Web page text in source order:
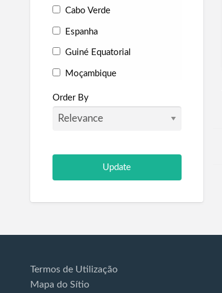
Cabo Verde
Espanha
Guiné Equatorial
Moçambique
Portugal
São Tomé e Príncipe
Order By
Termos de Utilização
Mapa do Sítio